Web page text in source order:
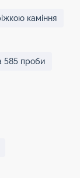
каміння
585 проби